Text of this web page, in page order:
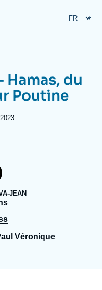
fréquentes
Orient
Hamas, du
Poutine
JEAN
Véronique